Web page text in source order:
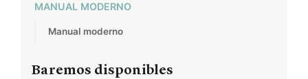
MANUAL MODERNO
Manual moderno
Baremos disponibles